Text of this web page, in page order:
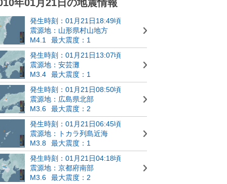
年01月21日の地震情報
発生時刻：01月21日18:49頃
震源地：山形県村山地方
M4.1
最大震度：1
発生時刻：01月21日13:07頃
震源地：安芸灘
M3.4
最大震度：1
発生時刻：01月21日08:50頃
震源地：広島県北部
M3.6
最大震度：2
発生時刻：01月21日06:45頃
震源地：トカラ列島近海
M3.8
最大震度：1
発生時刻：01月21日04:18頃
震源地：京都府南部
M3.6
最大震度：2